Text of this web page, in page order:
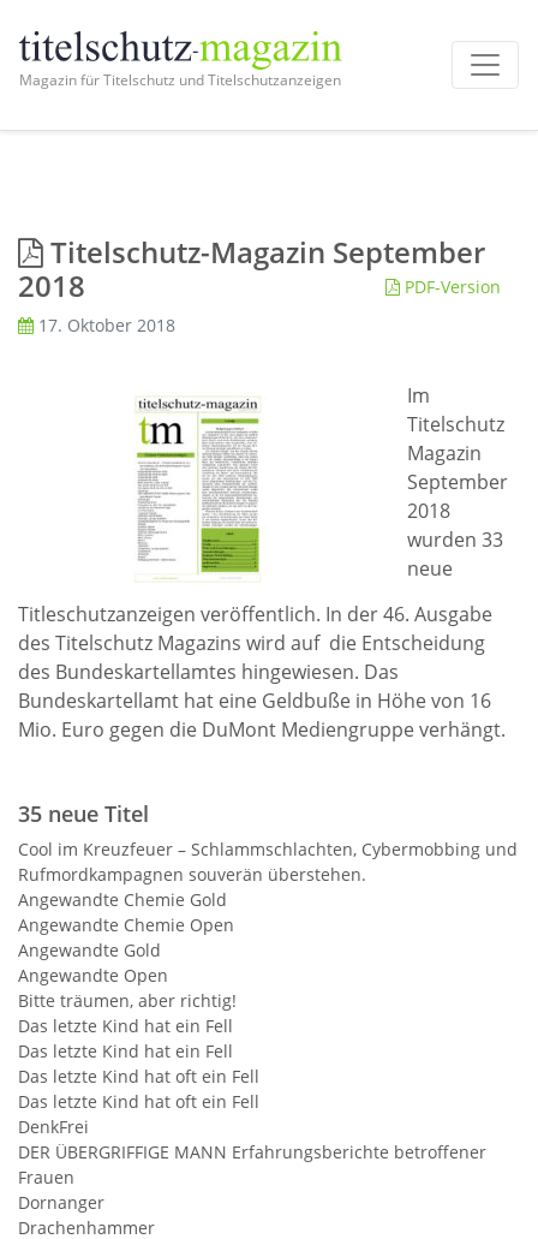
Magazin für Titelschutz und Titelschutzanzeigen
Titelschutz-Magazin September
2018
17. Oktober 2018
PDF-Version
Im
Titelschutz
Magazin
September
2018
wurden 33
neue
Titleschutzanzeigen veröffentlich. In der 46. Ausgabe
des Titelschutz Magazins wird auf die Entscheidung
des Bundeskartellamtes hingewiesen. Das
Bundeskartellamt hat eine Geldbuße in Höhe von 16
Mio. Euro gegen die DuMont Mediengruppe verhängt.
35 neue Titel
Cool im Kreuzfeuer – Schlammschlachten, Cybermobbing und
Rufmordkampagnen souverän überstehen.
Angewandte Chemie Gold
Angewandte Chemie Open
Angewandte Gold
Angewandte Open
Bitte träumen, aber richtig!
Das letzte Kind hat ein Fell
Das letzte Kind hat ein Fell
Das letzte Kind hat oft ein Fell
Das letzte Kind hat oft ein Fell
DenkFrei
DER ÜBERGRIFFIGE MANN Erfahrungsberichte betroffener
Frauen
Dornanger
Drachenhammer